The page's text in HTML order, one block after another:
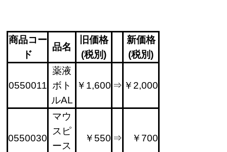
商品コー
ド
品名
旧価格
(税別)
新価格
(税別)
0550011
薬液
ボト
ルAL
￥1,600 ⇒ ￥2,000
0550030
マウ
スピ
ース
￥550 ⇒ ￥700